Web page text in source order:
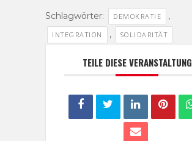
Schlagwörter: DEMOKRATIE ,
INTEGRATION , SOLIDARITÄT
TEILE DIESE VERANSTALTUNG